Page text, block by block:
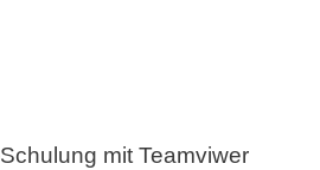
mit Teamviwer